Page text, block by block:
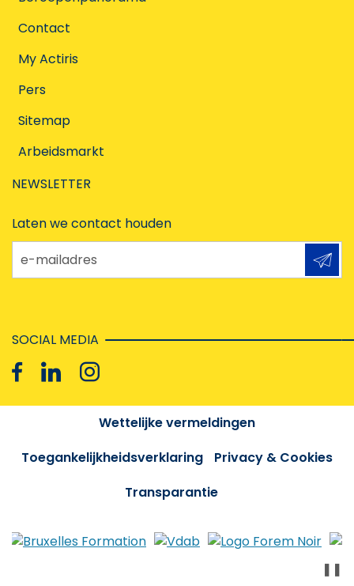
Contact
My Actiris
Pers
Sitemap
Arbeidsmarkt
NEWSLETTER
Laten we contact houden
e-mailadres
SOCIAL MEDIA
Wettelijke vermeldingen
Toegankelijkheidsverklaring
Privacy & Cookies
Transparantie
❚❚